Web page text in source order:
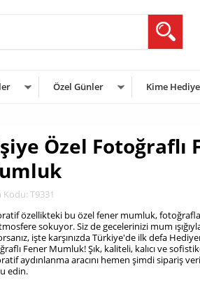
Özel Günler Kime Hediye
Özel Fotoğraflı
Kodu: T9331
özellikteki bu özel fener mumluk,
sokuyor. Siz de gecelerinizi mum
işte karşınızda Türkiye'de ilk defa
Fener Mumluk! Şık, kaliteli, kalıcı ve
aydınlanma aracını hemen şimdi sipariş
edin.